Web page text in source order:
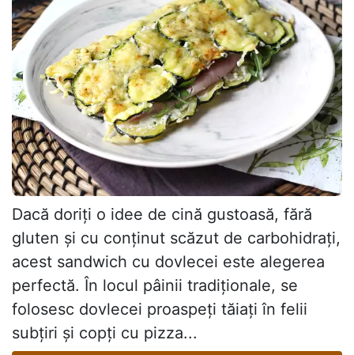
Dacă doriți o idee de cină gustoasă, fără
gluten și cu conținut scăzut de carbohidrați,
acest sandwich cu dovlecei este alegerea
perfectă. În locul pâinii tradiționale, se
folosesc dovlecei proaspeți tăiați în felii
subțiri și copți cu pizza...